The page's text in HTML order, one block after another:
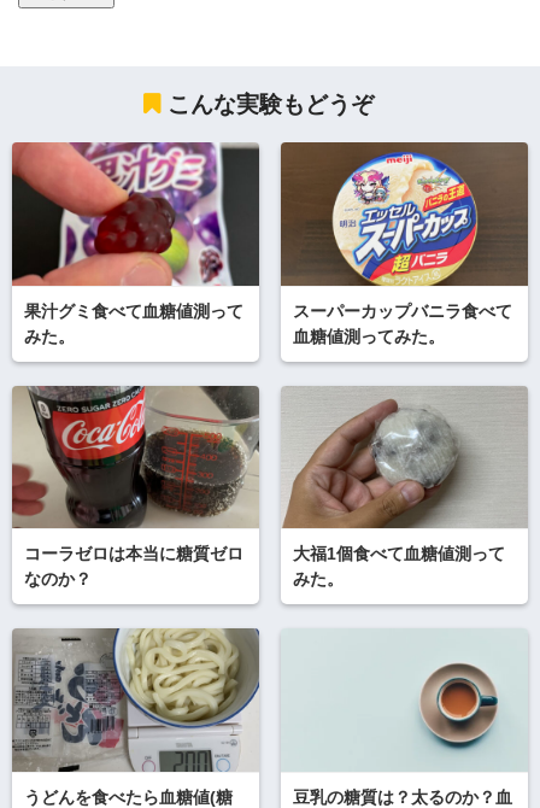
こんな実験もどうぞ
果汁グミ食べて血糖値測って
みた。
スーパーカップバニラ食べて
血糖値測ってみた。
コーラゼロは本当に糖質ゼロ
なのか？
大福1個食べて血糖値測って
みた。
うどんを食べたら血糖値(糖
豆乳の糖質は？太るのか？血